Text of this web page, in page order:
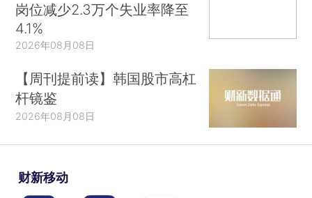
岗位减少2.3万个失业率降至
4.1%
2026年08月08日
【周刊提前读】韩国股市高杠
杆镜鉴
2026年08月08日
财新移动